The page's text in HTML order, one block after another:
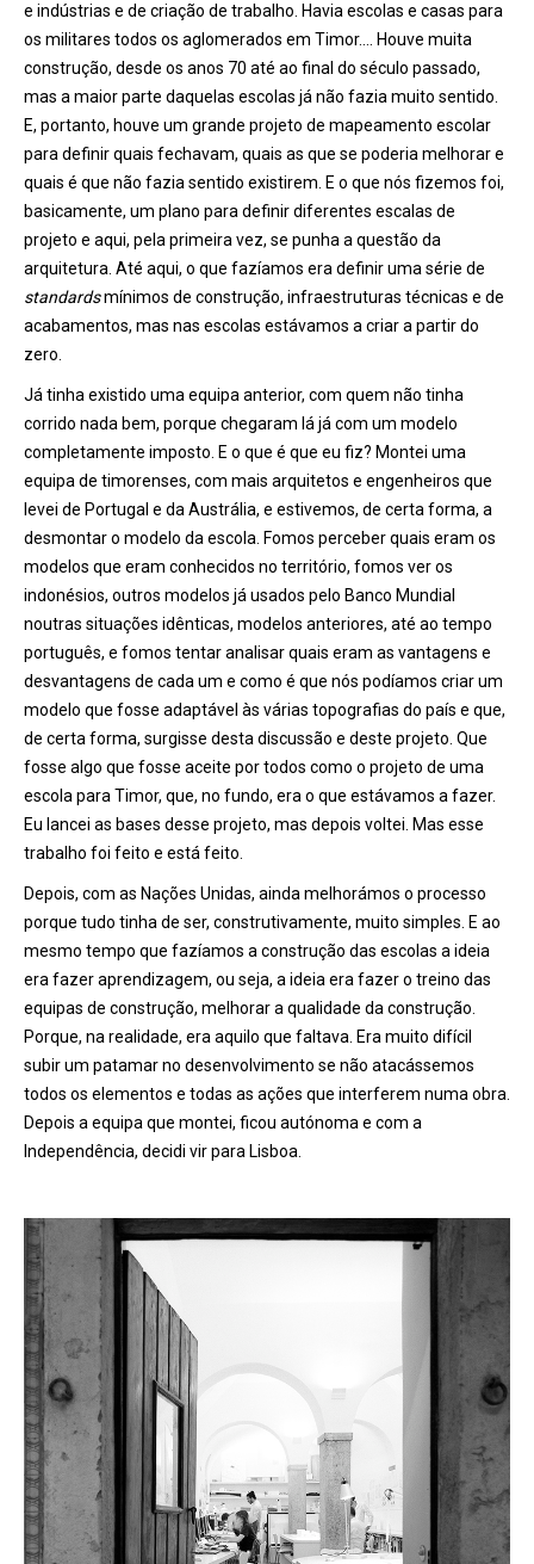
e indústrias e de criação de trabalho. Havia escolas e casas para
os militares todos os aglomerados em Timor…. Houve muita
construção, desde os anos 70 até ao final do século passado,
mas a maior parte daquelas escolas já não fazia muito sentido.
E, portanto, houve um grande projeto de mapeamento escolar
para definir quais fechavam, quais as que se poderia melhorar e
quais é que não fazia sentido existirem. E o que nós fizemos foi,
basicamente, um plano para definir diferentes escalas de
projeto e aqui, pela primeira vez, se punha a questão da
arquitetura. Até aqui, o que fazíamos era definir uma série de
standardsmínimos de construção, infraestruturas técnicas e de
acabamentos, mas nas escolas estávamos a criar a partir do
zero.
Já tinha existido uma equipa anterior, com quem não tinha
corrido nada bem, porque chegaram lá já com um modelo
completamente imposto. E o que é que eu fiz? Montei uma
equipa de timorenses, com mais arquitetos e engenheiros que
levei de Portugal e da Austrália, e estivemos, de certa forma, a
desmontar o modelo da escola. Fomos perceber quais eram os
modelos que eram conhecidos no território, fomos ver os
indonésios, outros modelos já usados pelo Banco Mundial
noutras situações idênticas, modelos anteriores, até ao tempo
português, e fomos tentar analisar quais eram as vantagens e
desvantagens de cada um e como é que nós podíamos criar um
modelo que fosse adaptável às várias topografias do país e que,
de certa forma, surgisse desta discussão e deste projeto. Que
fosse algo que fosse aceite por todos como o projeto de uma
escola para Timor, que, no fundo, era o que estávamos a fazer.
Eu lancei as bases desse projeto, mas depois voltei. Mas esse
trabalho foi feito e está feito.
Depois, com as Nações Unidas, ainda melhorámos o processo
porque tudo tinha de ser, construtivamente, muito simples. E ao
mesmo tempo que fazíamos a construção das escolas a ideia
era fazer aprendizagem, ou seja, a ideia era fazer o treino das
equipas de construção, melhorar a qualidade da construção.
Porque, na realidade, era aquilo que faltava. Era muito difícil
subir um patamar no desenvolvimento se não atacássemos
todos os elementos e todas as ações que interferem numa obra.
Depois a equipa que montei, ficou autónoma e com a
Independência, decidi vir para Lisboa.